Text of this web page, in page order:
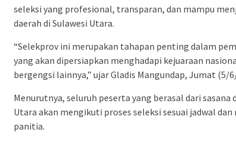
seleksi yang profesional, transparan, dan mampu
daerah di Sulawesi Utara.
“Selekprov ini merupakan tahapan penting dalam
yang akan dipersiapkan menghadapi kejuaraan
bergengsi lainnya,” ujar Gladis Mangundap, Jumat (5/
Menurutnya, seluruh peserta yang berasal dari sasana
Utara akan mengikuti proses seleksi sesuai jadwal
panitia.